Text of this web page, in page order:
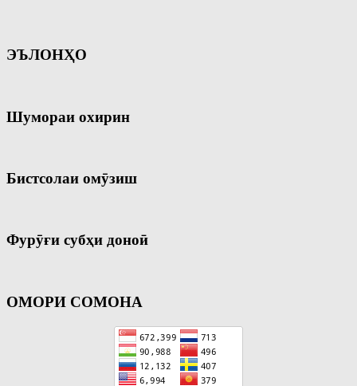
ЭЪЛОНҲО
Шумораи охирин
Бистсолаи омӯзиш
Фурӯғи субҳи доноӣ
ОМОРИ СОМОНА